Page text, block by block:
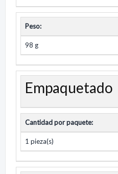
Peso:
98 g
Empaquetado
Cantidad por paquete:
1 pieza(s)